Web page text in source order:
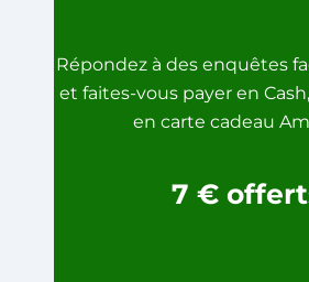
Répondez à des enquêtes
et faites-vous payer en
en carte cadeau
7 €